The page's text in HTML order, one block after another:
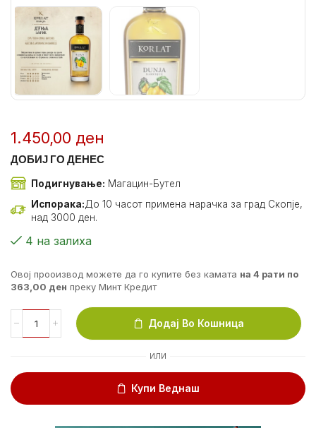
1.450,00 ден
ДОБИЈ ГО ДЕНЕС
Подигнување: Магацин-Бутел
Испорака:До 10 часот примена нарачка за град Скопје,
над 3000 ден.
4 на залиха
Овој прооизвод можете да го купите без камата на 4 рати по
363,00 ден преку Минт Кредит
Додај Во Кошница
ИЛИ
Купи Веднаш